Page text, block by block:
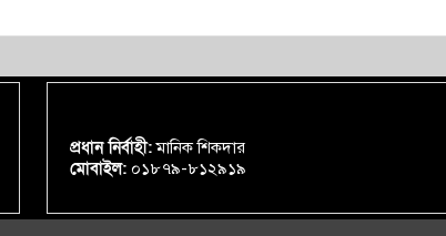
প্রধান নির্বাহী:মানিক শিকদার
মোবাইল: ০১৮৭৯-৮১২৯১৯